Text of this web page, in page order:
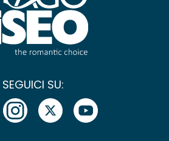
SEGUICI SU: